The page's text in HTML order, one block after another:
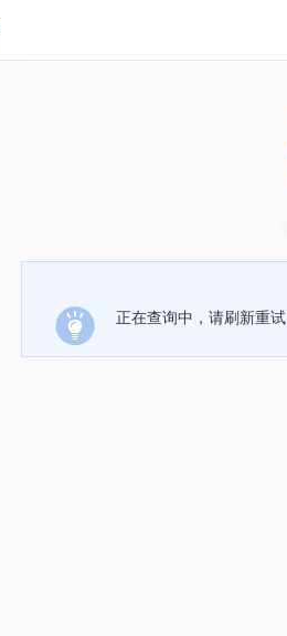
正在查询中，请刷新重试